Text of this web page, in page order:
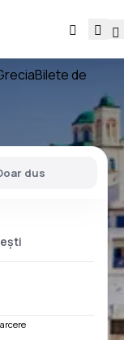
Bilete de
dus